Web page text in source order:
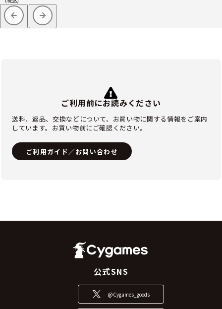
ご利用前にお読みください
送料、返品、交換などについて、お買い物に関する情報をご案内
しています。お買い物前にご確認ください。
ご利用ガイド／お問い合わせ
公式SNS
@Cygames_goods